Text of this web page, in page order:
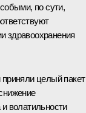
по сути,
здравоохранения
целый пакет
волатильности